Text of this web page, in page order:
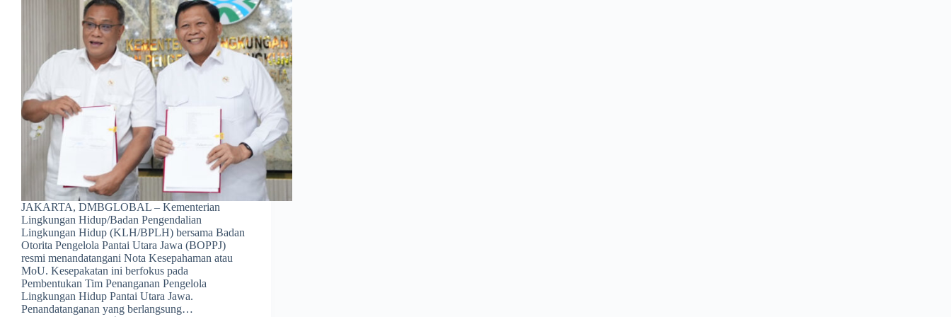
JAKARTA, DMBGLOBAL – Kementerian
Lingkungan Hidup/Badan Pengendalian
Lingkungan Hidup (KLH/BPLH) bersama Badan
Otorita Pengelola Pantai Utara Jawa (BOPPJ)
resmi menandatangani Nota Kesepahaman atau
MoU. Kesepakatan ini berfokus pada
Pembentukan Tim Penanganan Pengelola
Lingkungan Hidup Pantai Utara Jawa.
Penandatanganan yang berlangsung…